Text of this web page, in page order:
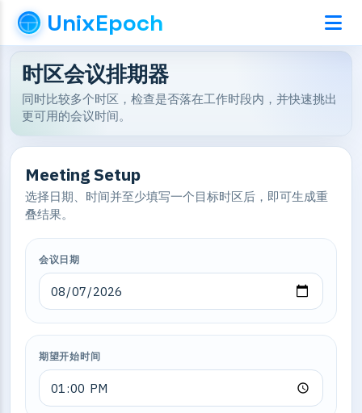
UnixEpoch
时区会议排期器
同时比较多个时区，检查是否落在工作时段内，并快速挑出
更可用的会议时间。
Meeting Setup
选择日期、时间并至少填写一个目标时区后，即可生成重
叠结果。
会议日期
期望开始时间